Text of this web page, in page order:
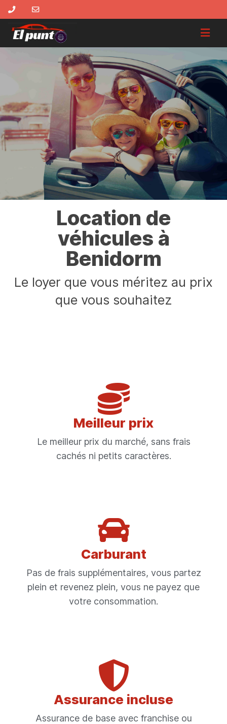
Location de
véhicules à
Benidorm
Le loyer que vous méritez au prix
que vous souhaitez
Meilleur prix
Le meilleur prix du marché, sans frais
cachés ni petits caractères.
Carburant
Pas de frais supplémentaires, vous partez
plein et revenez plein, vous ne payez que
votre consommation.
Assurance incluse
Assurance de base avec franchise ou